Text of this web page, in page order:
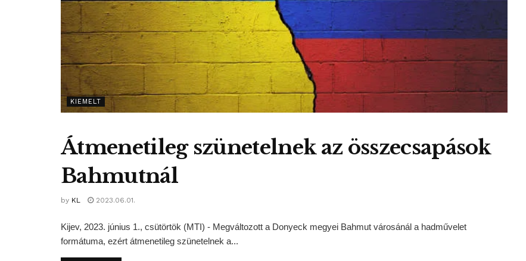
KIEMELT
Átmenetileg szünetelnek az összecsapások
Bahmutnál
by KL 2023.06.01.
Kijev, 2023. június 1., csütörtök (MTI) - Megváltozott a Donyeck megyei Bahmut városánál a hadművelet
formátuma, ezért átmenetileg szünetelnek a...